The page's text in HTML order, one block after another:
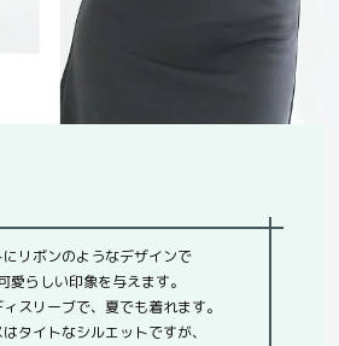
にリボンのようなデザインで
愛らしい印象を与えます。
スリーブで、夏でも着れます。
タイトなシルエットですが、